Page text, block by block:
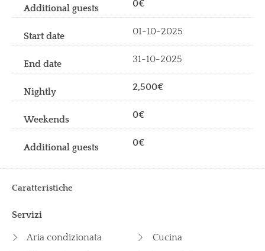
0€
01-10-2025
31-10-2025
2,500€
0€
0€
Caratteristiche
Servizi
Aria condizionata
Cucina